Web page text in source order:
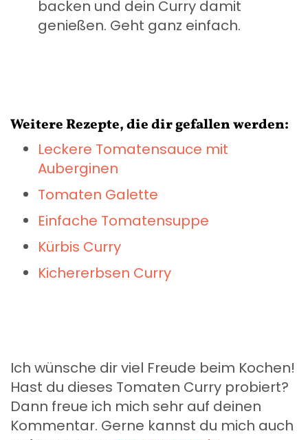
backen und dein Curry damit
genießen. Geht ganz einfach.
Weitere Rezepte, die dir gefallen werden:
Leckere Tomatensauce mit
Auberginen
Tomaten Galette
Einfache Tomatensuppe
Kürbis Curry
Kichererbsen Curry
Ich wünsche dir viel Freude beim Kochen!
Hast du dieses Tomaten Curry probiert?
Dann freue ich mich sehr auf deinen
Kommentar. Gerne kannst du mich auch